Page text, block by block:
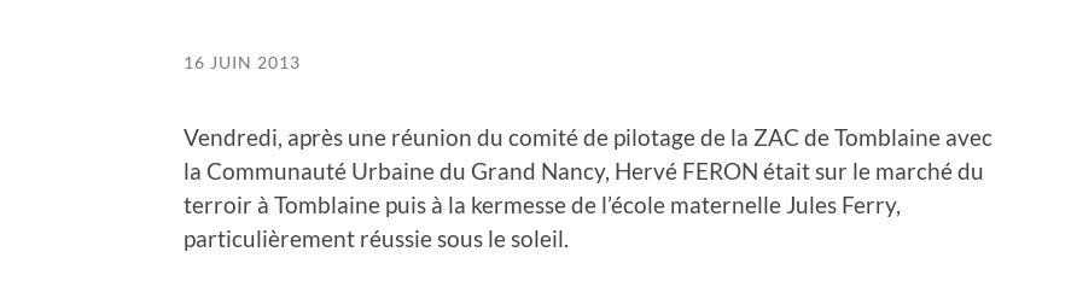
16 JUIN 2013
Vendredi, après une réunion du comité de pilotage de la ZAC de Tomblaine avec
la Communauté Urbaine du Grand Nancy, Hervé FERON était sur le marché du
terroir à Tomblaine puis à la kermesse de l’école maternelle Jules Ferry,
particulièrement réussie sous le soleil.